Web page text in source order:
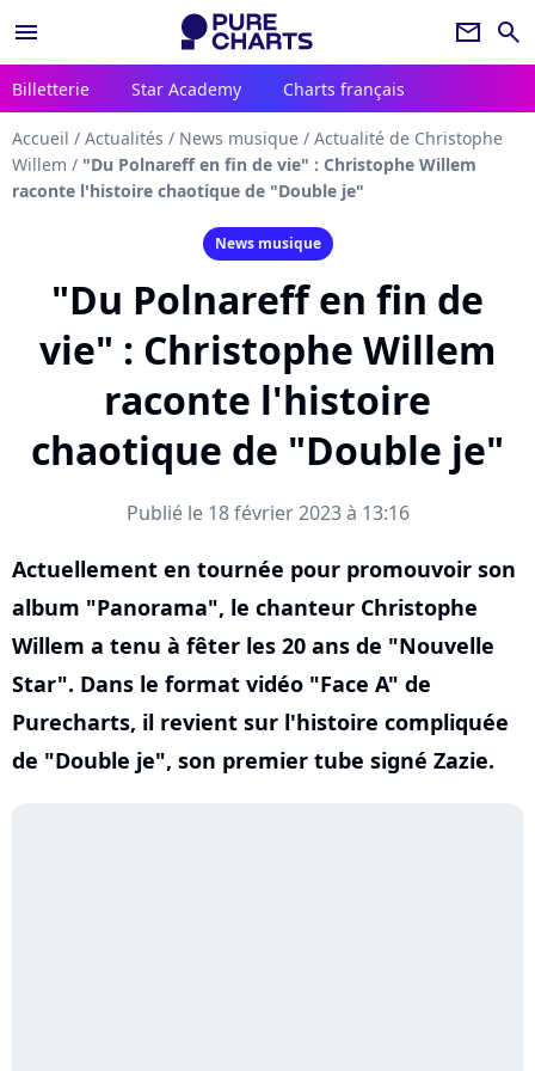
menu newsletter search
Billetterie Star Academy Charts français
Accueil / Actualités / News musique / Actualité de Christophe
Willem / "Du Polnareff en fin de vie" : Christophe Willem
raconte l'histoire chaotique de "Double je"
News musique
"Du Polnareff en fin de
vie" : Christophe Willem
raconte l'histoire
chaotique de "Double je"
Publié le 18 février 2023 à 13:16
Actuellement en tournée pour promouvoir son
album "Panorama", le chanteur Christophe
Willem a tenu à fêter les 20 ans de "Nouvelle
Star". Dans le format vidéo "Face A" de
Purecharts, il revient sur l'histoire compliquée
de "Double je", son premier tube signé Zazie.